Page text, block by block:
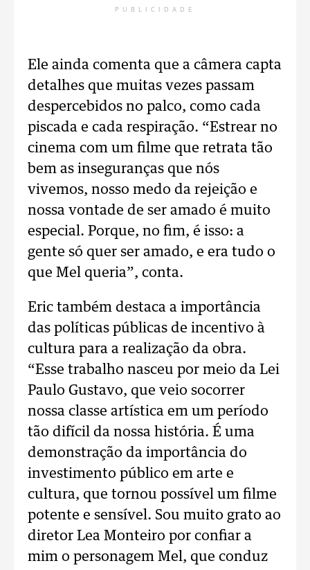
PUBLICIDADE
Ele ainda comenta que a câmera capta
detalhes que muitas vezes passam
despercebidos no palco, como cada
piscada e cada respiração. “Estrear no
cinema com um filme que retrata tão
bem as inseguranças que nós
vivemos, nosso medo da rejeição e
nossa vontade de ser amado é muito
especial. Porque, no fim, é isso: a
gente só quer ser amado, e era tudo o
que Mel queria”, conta.
Eric também destaca a importância
das políticas públicas de incentivo à
cultura para a realização da obra.
“Esse trabalho nasceu por meio da Lei
Paulo Gustavo, que veio socorrer
nossa classe artística em um período
tão difícil da nossa história. É uma
demonstração da importância do
investimento público em arte e
cultura, que tornou possível um filme
potente e sensível. Sou muito grato ao
diretor Lea Monteiro por confiar a
mim o personagem Mel, que conduz